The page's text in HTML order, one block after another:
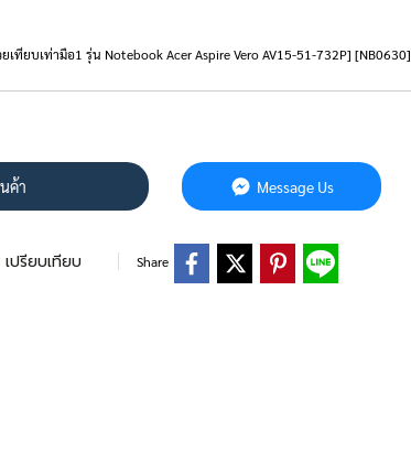
เทียบเท่ามือ1 รุ่น Notebook Acer Aspire Vero AV15-51-732P] [NB0630]
ค้า Message Us
เปรียบเทียบ Share